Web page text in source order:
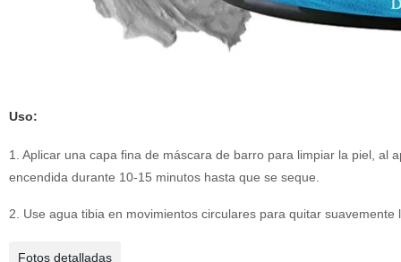
Uso:
1. Aplicar una capa fina de máscara de barro para limpiar la piel, al
encendida durante 10-15 minutos hasta que se seque.
2. Use agua tibia en movimientos circulares para quitar
Fotos detalladas